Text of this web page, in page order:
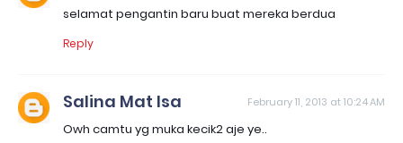
selamat pengantin baru buat mereka berdua
Reply
Salina Mat Isa February 11, 2013 at 10:24 AM
Owh camtu yg muka kecik2 aje ye..